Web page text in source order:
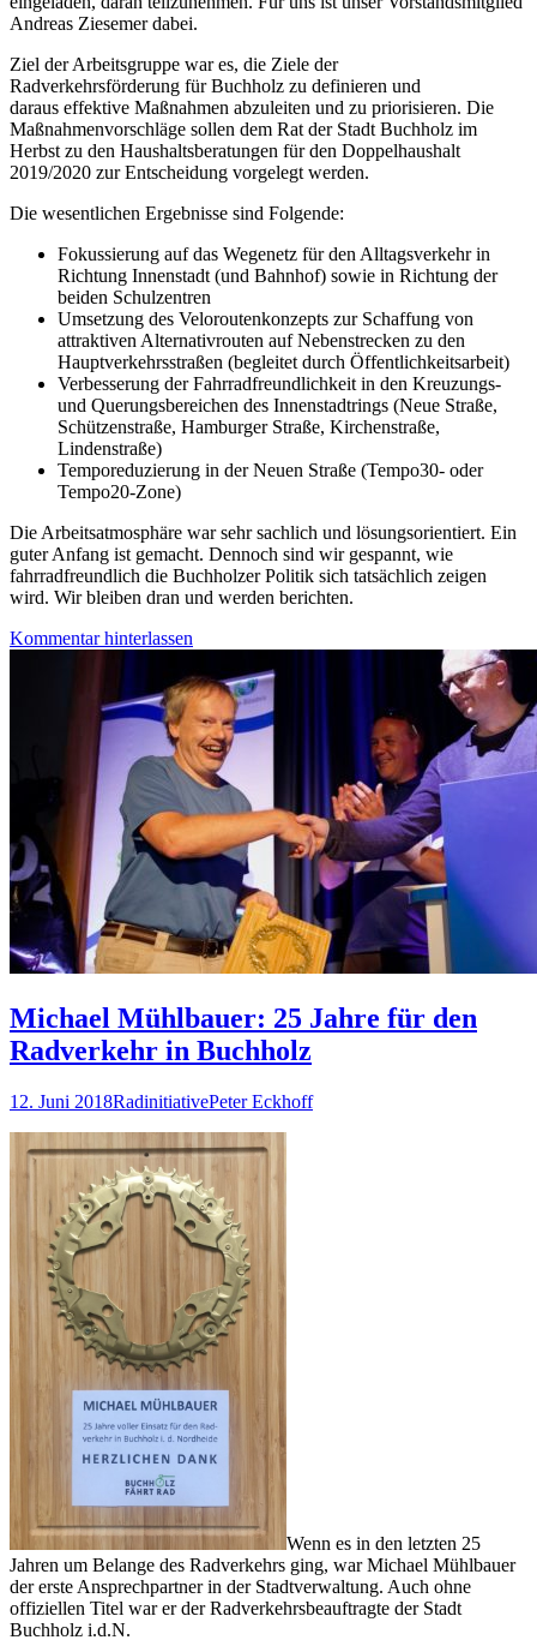
Andreas Ziesemer dabei.
Ziel der Arbeitsgruppe war es, die Ziele der
Radverkehrsförderung für Buchholz zu definieren und
daraus effektive Maßnahmen abzuleiten und zu priorisieren. Die
Maßnahmenvorschläge sollen dem Rat der Stadt Buchholz im
Herbst zu den Haushaltsberatungen für den Doppelhaushalt
2019/2020 zur Entscheidung vorgelegt werden.
Die wesentlichen Ergebnisse sind Folgende:
Fokussierung auf das Wegenetz für den Alltagsverkehr in
Richtung Innenstadt (und Bahnhof) sowie in Richtung der
beiden Schulzentren
Umsetzung des Veloroutenkonzepts zur Schaffung von
attraktiven Alternativrouten auf Nebenstrecken zu den
Hauptverkehrsstraßen (begleitet durch Öffentlichkeitsarbeit)
Verbesserung der Fahrradfreundlichkeit in den Kreuzungs-
und Querungsbereichen des Innenstadtrings (Neue Straße,
Schützenstraße, Hamburger Straße, Kirchenstraße,
Lindenstraße)
Temporeduzierung in der Neuen Straße (Tempo30- oder
Tempo20-Zone)
Die Arbeitsatmosphäre war sehr sachlich und lösungsorientiert. Ein
guter Anfang ist gemacht. Dennoch sind wir gespannt, wie
fahrradfreundlich die Buchholzer Politik sich tatsächlich zeigen
wird. Wir bleiben dran und werden berichten.
Kommentar hinterlassen
Michael Mühlbauer: 25 Jahre für den
Radverkehr in Buchholz
12. Juni 2018RadinitiativePeter Eckhoff
Wenn es in den letzten 25
Jahren um Belange des Radverkehrs ging, war Michael Mühlbauer
der erste Ansprechpartner in der Stadtverwaltung. Auch ohne
offiziellen Titel war er der Radverkehrsbeauftragte der Stadt
Buchholz i.d.N.